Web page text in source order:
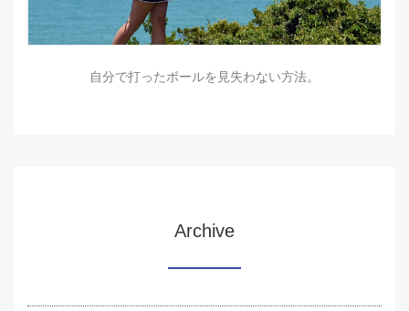
自分で打ったボールを見失わない方法。
Archive